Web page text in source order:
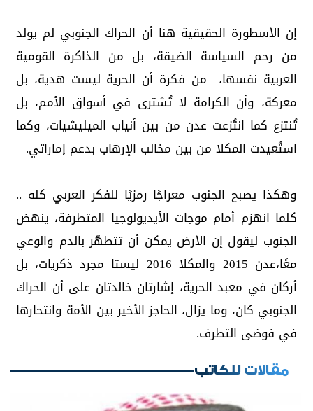
إن الأسطورة الحقيقية هنا أن الحراك الجنوبي لم يولد
من رحم السياسة الضيقة، بل من الذاكرة القومية
العربية نفسها، من فكرة أن الحرية ليست هدية، بل
معركة، وأن الكرامة لا تُشترى في أسواق الأمم، بل
تُنتزع كما انتُزعت عدن من بين أنياب الميليشيات، وكما
استُعيدت المكلا من بين مخالب الإرهاب بدعم إماراتي.
وهكذا يصبح الجنوب معراجًا رمزيًا للفكر العربي كله ..
كلما انهزم أمام موجات الأيديولوجيا المتطرفة، ينهض
الجنوب ليقول إن الأرض يمكن أن تتطهّر بالدم والوعي
معًا،عدن 2015 والمكلا 2016 ليستا مجرد ذكريات، بل
أركان في معبد الحرية، إشارتان خالدتان على أن الحراك
الجنوبي كان، وما يزال، الحاجز الأخير بين الأمة وانتحارها
في فوضى التطرف.
مقالات للكاتب